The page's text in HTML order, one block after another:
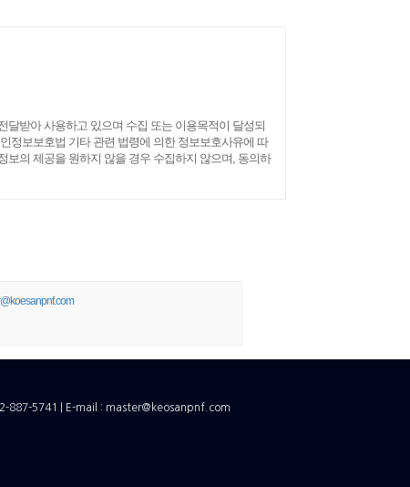
받아 사용하고 있으며 수집 또는 이용목적이 달성되
정보보호법 기타 관련 법령에 의한 정보보호사유에 따
의 제공을 원하지 않을 경우 수집하지 않으며, 동의하
887-5741 | E-mail : master@keosanpnf.com